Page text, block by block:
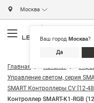
Москва
Ваш город Москва?
Да
Главная Каталог
Управление светом, серия
SMART Контроллеры CV [12-
Контроллер SMART-K1-RGB